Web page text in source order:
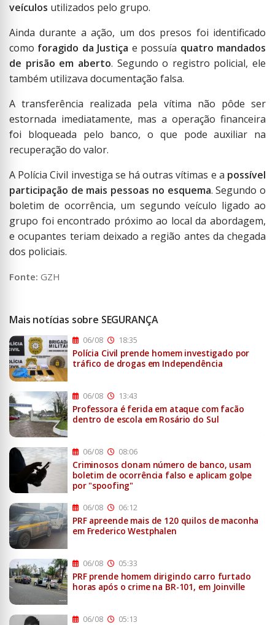
veículos utilizados pelo grupo.
Ainda durante a ação, um dos presos foi identificado
como foragido da Justiça e possuía quatro mandados
de prisão em aberto. Segundo o registro policial, ele
também utilizava documentação falsa.
A transferência realizada pela vítima não pôde ser
estornada imediatamente, mas a operação financeira
foi bloqueada pelo banco, o que pode auxiliar na
recuperação do valor.
A Polícia Civil investiga se há outras vítimas e a possível
participação de mais pessoas no esquema. Segundo o
boletim de ocorrência, um segundo veículo ligado ao
grupo foi encontrado próximo ao local da abordagem,
e ocupantes teriam deixado a região antes da chegada
dos policiais.
Fonte: GZH
Mais notícias sobre SEGURANÇA
06/08 18:35
Polícia Civil prende homem investigado por
tráfico de drogas em Independência
06/08 13:43
Professora é ferida em ataque com facão
dentro de escola em Rosário do Sul
06/08 08:06
Criminosos clonam número de banco, usam
boletim de ocorrência falso e aplicam golpe
por "spoofing"
06/08 06:12
PRF apreende mais de 120 quilos de maconha
em Frederico Westphalen
06/08 05:33
PRF prende homem dirigindo carro furtado
horas após o crime na BR-101, em Joinville
06/08 05:13